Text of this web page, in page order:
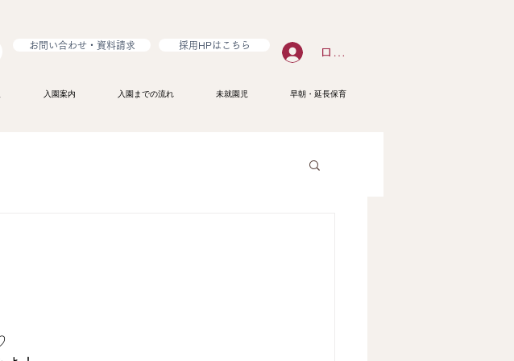
お問い合わせ・資料請求 採用HPはこちら ログイン
入園案内 入園までの流れ 未就園児 早朝・延長保育